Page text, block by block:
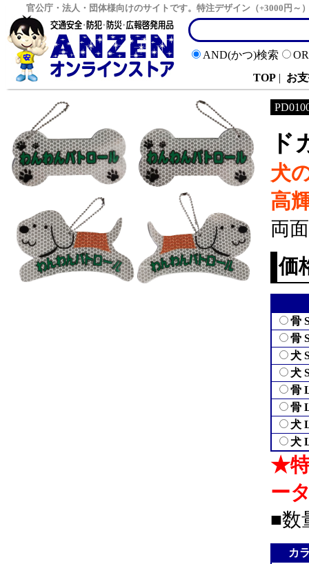
官公庁・法人・団体様向けのサイトです。特注デザイン（+3000円
AND(かつ)検索
TOP | お
ド
犬
高
両
価
骨
骨
犬
犬
骨
骨
犬
犬
★特
ー
■数
カ